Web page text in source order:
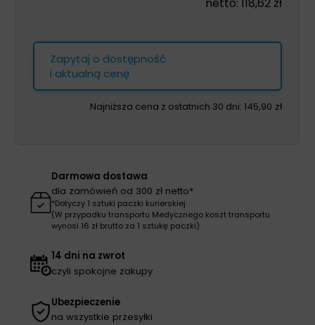
netto: 118,62 zł
Zapytaj o dostępność
i aktualną cenę
Najniższa cena z ostatnich 30 dni: 145,90 zł
Darmowa dostawa
dla zamówień od 300 zł netto*
*Dotyczy 1 sztuki paczki kurierskiej
(W przypadku transportu Medycznego koszt transportu
wynosi 16 zł brutto za 1 sztukę paczki)
14 dni na zwrot
czyli spokojne zakupy
Ubezpieczenie
na wszystkie przesyłki